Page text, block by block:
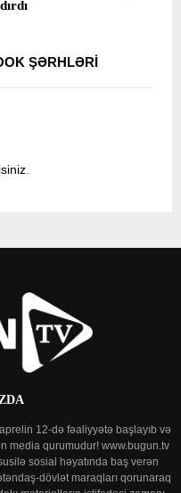
ŞƏRHLƏRI
.
12-də fəaliyyətə başlayıb və
media qurumudur! www.bugun.tv
sosial həyatında baş verən
dövlət maraqları qorunaraq